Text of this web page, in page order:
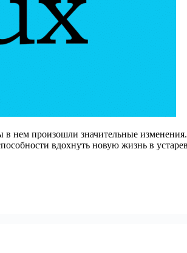
нем произошли значительные
вдохнуть новую жизнь в